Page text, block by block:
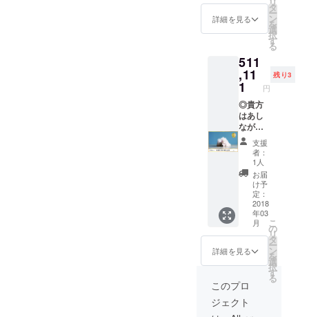
だけで
はな
ｋ！ ク
ラウド
ファン
ディン
グのみ
の限定
バッグ
になり
ます
（タン
ブラー
かバッ
グのど
ちらか
をお選
びいた
だけま
す）
が、先
行販売
発行さ
れるメ
ンバー
ズカー
ドに可
愛いあ
なたの
愛犬の
お写真
が入り
ます！
そし
て、お
写真撮
影の前
に、無
料で
フェイ
せてい
ただき
可愛い
放
題！！
◎ドッ
グcafe
て、
ファー
ストド
リンク
（アル
コール
も可）
無料に
なる権
利５枚
です。
ファー
ストド
リンク
です。
きっと
あなた
は２杯
目おか
わりし
てくれ
ると信
じてお
ります
ハレル
のオリ
ジナル
ポスト
の中か
ら選り
すぐり
の５枚
をお届
けしま
す！ ◎
迷子犬
など名
前の無
い保護
犬が
やって
くるこ
とがあ
りま
す。そ
の子た
ちにお
名前を
つけて
あげる
権利で
す。
詳細を見る
タ
ー
ン
を
選
択
す
る
511
,11
1 円
残り3
◎貴方
はあし
ながお
じさん♪
ハレル
で保護
してい
るワン
ちゃん
の１年
間の生
活費を
あなた
が支え
てくれ
ます！
（ご飯
代、ワ
クチン
代、健
支援
者：
1人
お届
け予
定：
2018
年03
月
詳細を見る
こ
の
リ
タ
ー
ン
を
選
択
す
る
このプロ
ジェクト